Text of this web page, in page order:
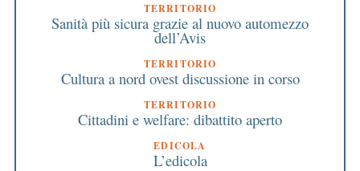
TERRITORIO
Sanità più sicura grazie al nuovo automezzo
dell’Avis
TERRITORIO
Cultura a nord ovest discussione in corso
TERRITORIO
Cittadini e welfare: dibattito aperto
EDICOLA
L’edicola